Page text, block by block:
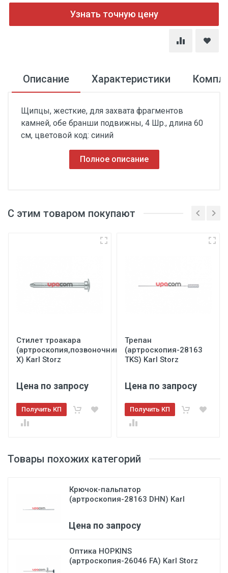
Товары похожих категорий
Крючок-пальпатор
(артроскопия-28163 DHN) Karl
Цена по запросу
Оптика HOPKINS
(артроскопия-26046 FA) Karl Storz
Узнать точную цену
Описание Характеристики
Щипцы, жесткие, для захвата фрагментов
камней, обе бранши подвижны, 4 Шр., длина 60
см, цветовой код: синий
Полное описание
С этим товаром покупают
Стилет троакара
(артроскопия,позвоночник-40103
X) Karl Storz
Цена по запросу
Получить КП
Трепан
(артроскопия-28163
TKS) Karl Storz
Цена по запросу
Получить КП